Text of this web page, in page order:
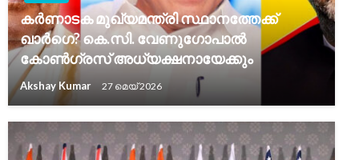
കർണാടക മുഖ്യമന്ത്രി സ്ഥാനത്തേക്ക്
ഖാർഗെ? കെ.സി. വേണുഗോപാൽ
കോൺഗ്രസ് അധ്യക്ഷനായേക്കും
Akshay Kumar 27 മെയ്‌ 2026